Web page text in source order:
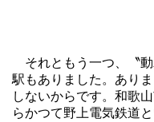
それともう一つ、〝
駅もありました。あり
しないからです。和歌
らかつて野上電気鉄道